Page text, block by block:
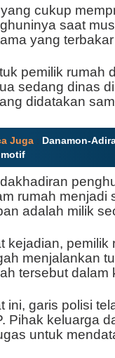
cukup
saat
yang
pemilik rumah
sedang dinas
didatakan
Juga : Danamon-
rumah menjadi
adalah milik
kejadian, pemilik
menjalankan
tersebut dalam
ini, garis polisi
Pihak keluarga
untuk